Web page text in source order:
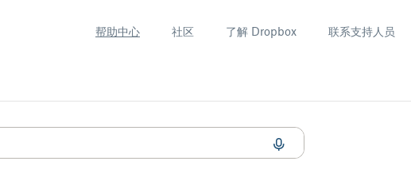
帮助中心 社区 了解 Dropbox 联系支持人员